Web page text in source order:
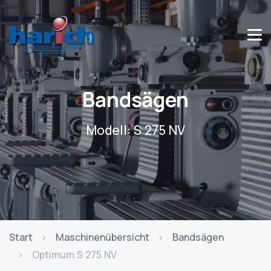
Bandsägen
Modell: S 275 NV
Start Maschinenübersicht
Bandsägen
Optimum S 275 NV